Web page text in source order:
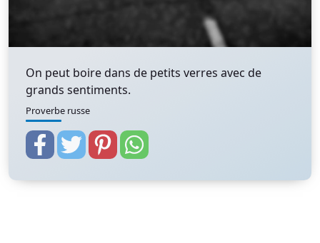
On peut boire dans de petits verres avec de
grands sentiments.
Proverbe russe